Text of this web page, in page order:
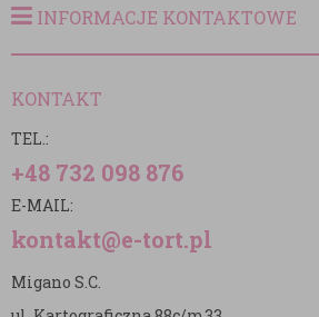
INFORMACJE KONTAKTOWE
KONTAKT
TEL.:
+48 732 098 876
E-MAIL:
kontakt@e-tort.pl
Migano S.C.